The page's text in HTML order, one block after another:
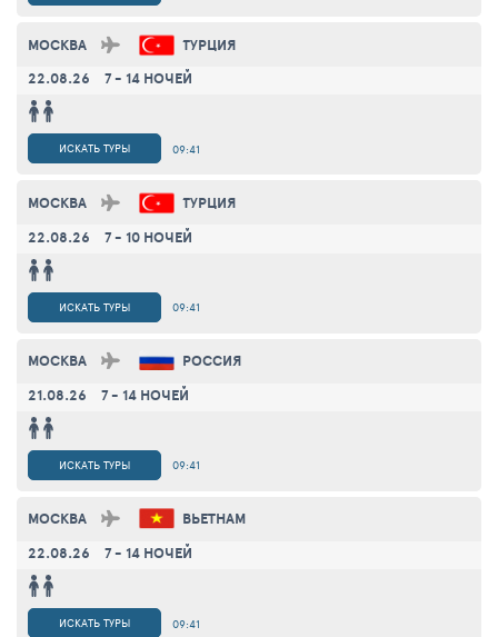
МОСКВА
ТУРЦИЯ
22.08.26
7 - 14 НОЧЕЙ
09:41
ИСКАТЬ ТУРЫ
МОСКВА
ТУРЦИЯ
22.08.26
7 - 10 НОЧЕЙ
09:41
ИСКАТЬ ТУРЫ
МОСКВА
РОССИЯ
21.08.26
7 - 14 НОЧЕЙ
09:41
ИСКАТЬ ТУРЫ
МОСКВА
ВЬЕТНАМ
22.08.26
7 - 14 НОЧЕЙ
09:41
ИСКАТЬ ТУРЫ